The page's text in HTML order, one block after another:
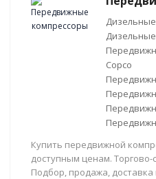
Copco
Купить передвижной
доступным ценам.
Подбор, продажа,